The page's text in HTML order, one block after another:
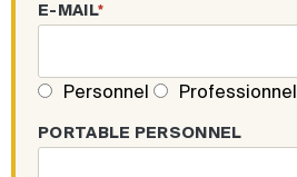
E-MAIL*
Personnel Professionnel
PORTABLE PERSONNEL